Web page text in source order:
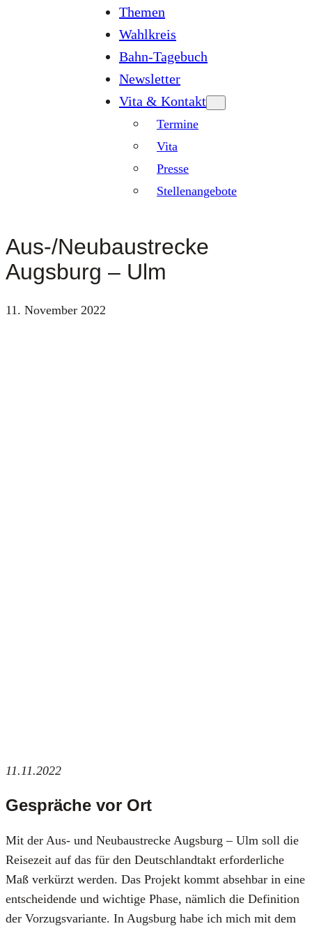
Themen
Wahlkreis
Bahn-Tagebuch
Newsletter
Vita & Kontakt
Termine
Vita
Presse
Stellenangebote
Aus-/Neubaustrecke
Augsburg – Ulm
11. November 2022
11.11.2022
Gespräche vor Ort
Mit der Aus- und Neu­bau­stre­cke Augs­burg – Ulm soll die
Rei­se­zeit auf das für den Deutsch­land­takt erfor­der­li­che
Maß ver­kürzt wer­den. Das Pro­jekt kommt abseh­bar in eine
ent­schei­den­de und wich­ti­ge Pha­se, näm­lich die Defi­ni­ti­on
der Vor­zugs­va­ri­an­te. In Augs­burg habe ich mich mit dem